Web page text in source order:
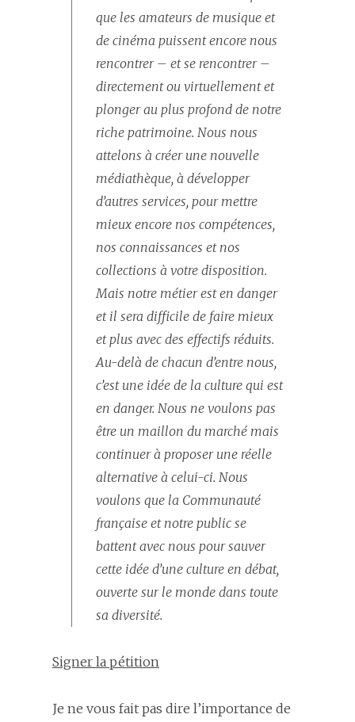
que les amateurs de musique et
de cinéma puissent encore nous
rencontrer – et se rencontrer –
directement ou virtuellement et
plonger au plus profond de notre
riche patrimoine. Nous nous
attelons à créer une nouvelle
médiathèque, à développer
d’autres services, pour mettre
mieux encore nos compétences,
nos connaissances et nos
collections à votre disposition.
Mais notre métier est en danger
et il sera difficile de faire mieux
et plus avec des effectifs réduits.
Au-delà de chacun d’entre nous,
c’est une idée de la culture qui est
en danger. Nous ne voulons pas
être un maillon du marché mais
continuer à proposer une réelle
alternative à celui-ci. Nous
voulons que la Communauté
française et notre public se
battent avec nous pour sauver
cette idée d’une culture en débat,
ouverte sur le monde dans toute
sa diversité.
Signer la pétition
Je ne vous fait pas dire l’importance de